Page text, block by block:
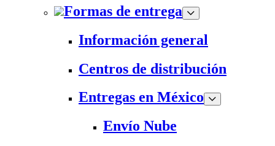
Formas de entrega
Información general
Centros de distribución
Entregas en México
Envío Nube